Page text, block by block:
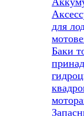
для
Баки